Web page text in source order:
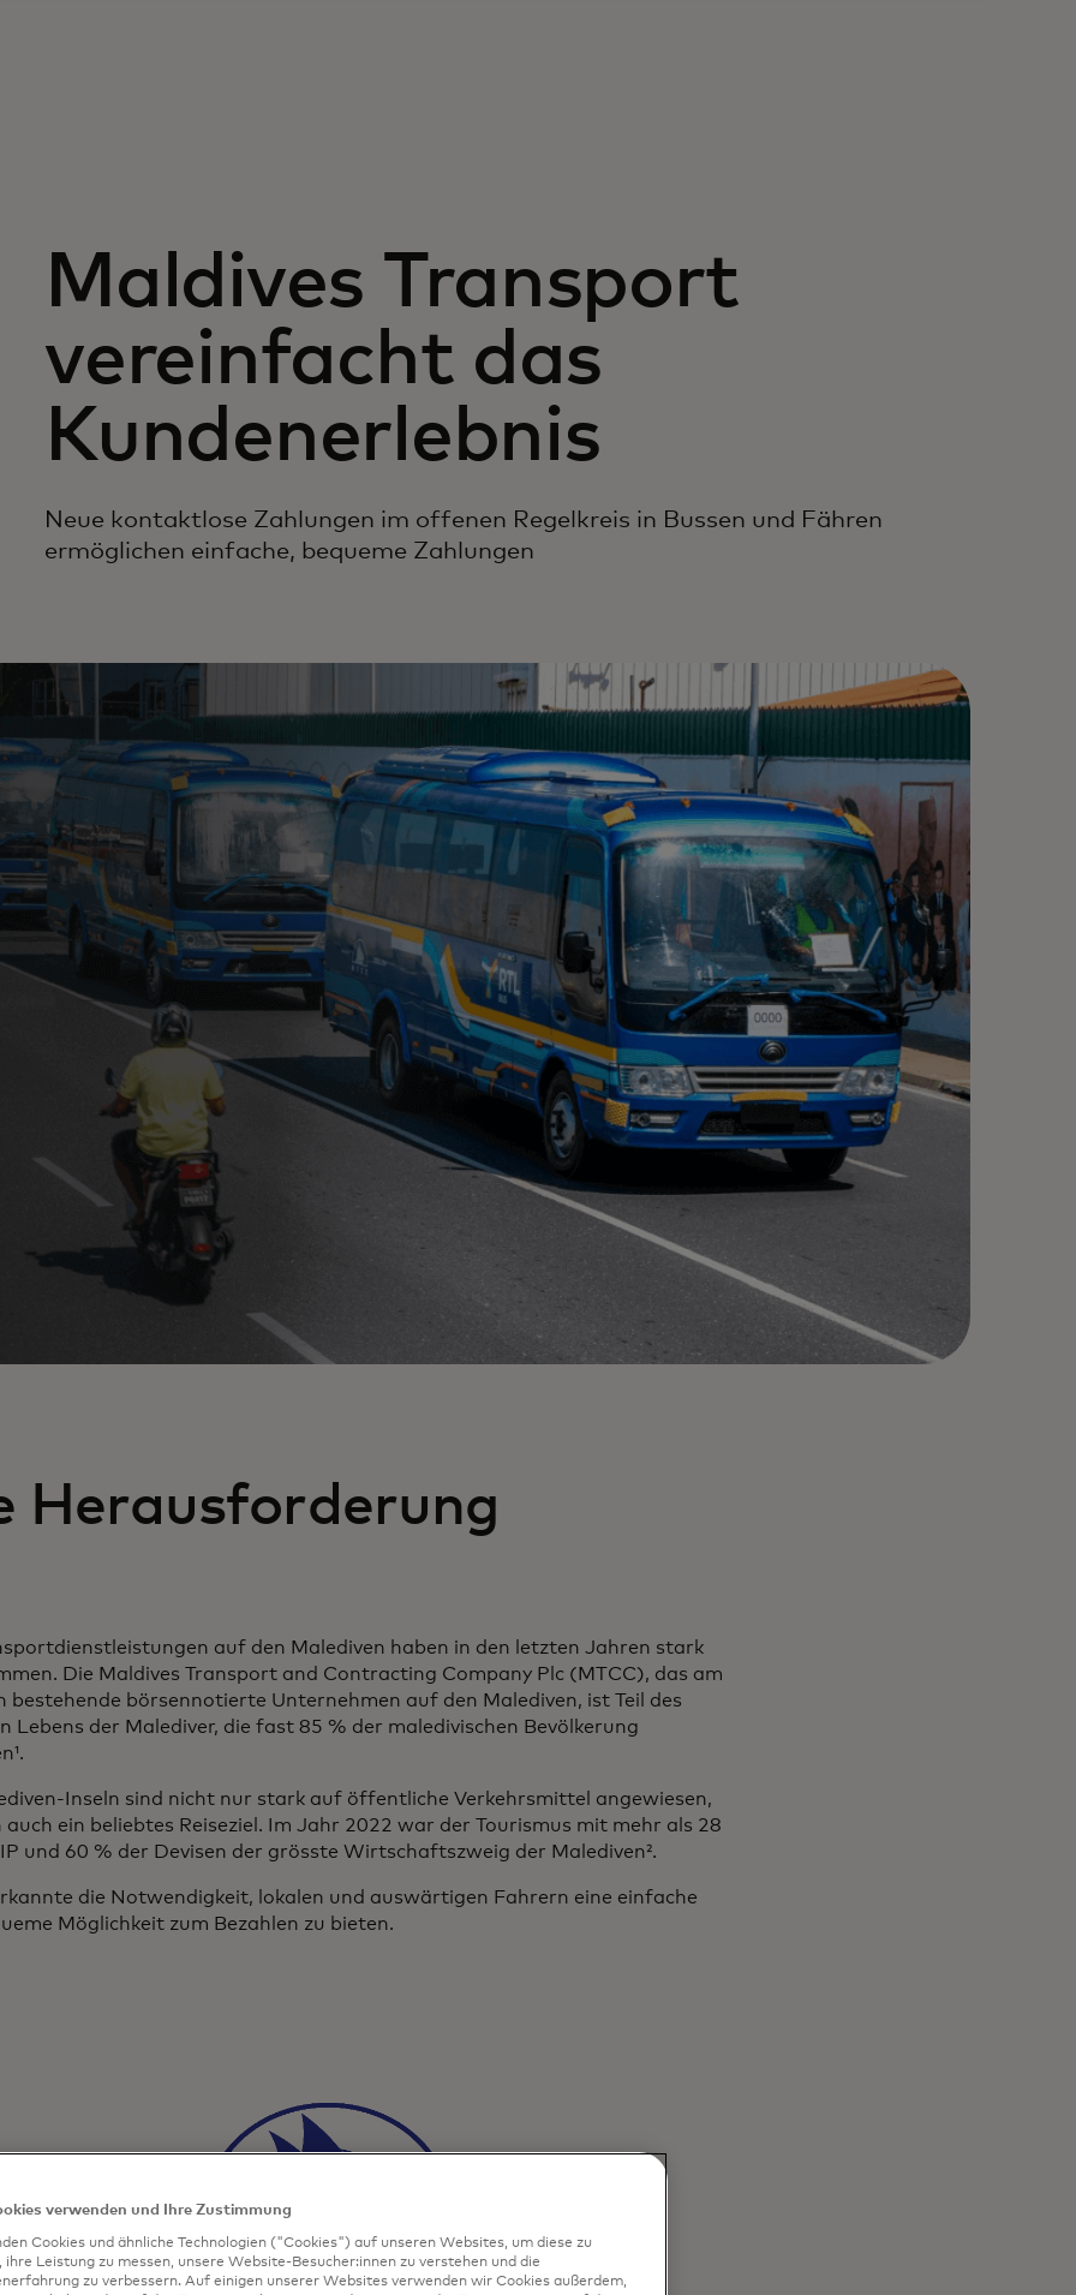
Maldives Transport
vereinfacht das
Kundenerlebnis
Neue kontaktlose Zahlungen im offenen Regelkreis in Bussen und Fähren
ermöglichen einfache, bequeme Zahlungen
Herausforderung
auf den Malediven haben in den letzten Jahren stark
Die Maldives Transport and Contracting Company Plc (MTCC), das am
bestehende börsennotierte Unternehmen auf den Malediven, ist Teil des
Lebens der Malediver, die fast 85 % der maledivischen Bevölkerung
Inseln sind nicht nur stark auf öffentliche Verkehrsmittel angewiesen,
auch ein beliebtes Reiseziel. Im Jahr 2022 war der Tourismus mit mehr als 28
und 60 % der Devisen der grösste Wirtschaftszweig der Malediven².
die Notwendigkeit, lokalen und auswärtigen Fahrern eine einfache
Möglichkeit zum Bezahlen zu bieten.
verwenden und Ihre Zustimmung
Cookies und ähnliche Technologien ("Cookies") auf unseren Websites, um diese zu
ihre Leistung zu messen, unsere Website-Besucher:innen zu verstehen und die
zu verbessern. Auf einigen unserer Websites verwenden wir Cookies außerdem,